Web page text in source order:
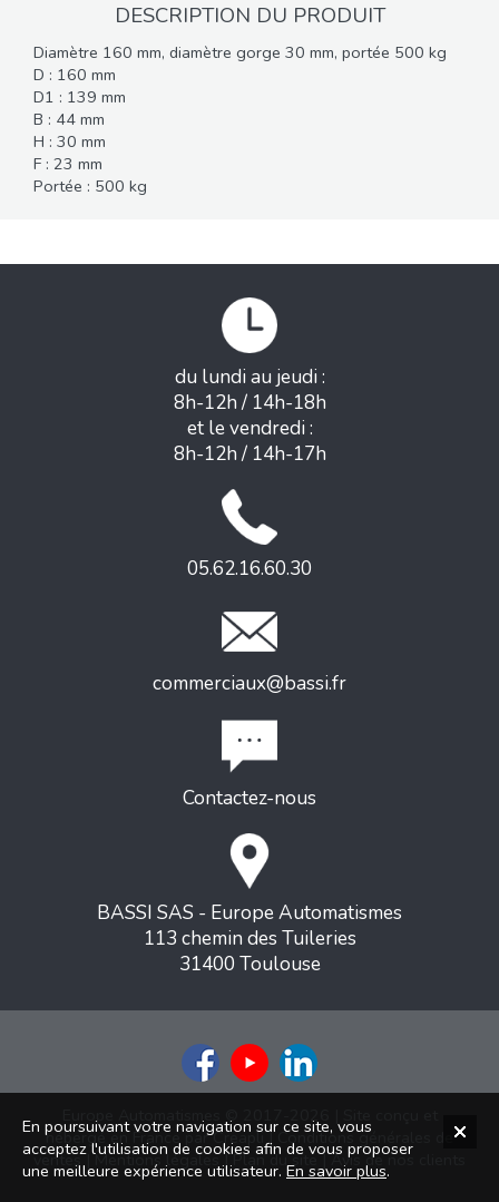
DESCRIPTION DU PRODUIT
Diamètre 160 mm, diamètre gorge 30 mm, portée 500 kg
D : 160 mm
D1 : 139 mm
B : 44 mm
H : 30 mm
F : 23 mm
Portée : 500 kg
du lundi au jeudi :
8h-12h / 14h-18h
et le vendredi :
8h-12h / 14h-17h
05.62.16.60.30
commerciaux@bassi.fr
Contactez-nous
BASSI SAS - Europe Automatismes
113 chemin des Tuileries
31400 Toulouse
Europe Automatismes © 2017-2026 | Site conçu et
hébergé en France parCreapli| Conditions générales de
ventes|Mentions légales|Plan du site|Avis de nos clients
En poursuivant votre navigation sur ce site, vous
acceptez l'utilisation de cookies afin de vous proposer
une meilleure expérience utilisateur. En savoir plus.